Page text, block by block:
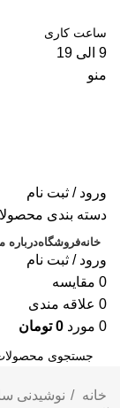
ساعت کاری
9 الی 19
منو
ورود / ثبت نام
دسته بندی
خانهفروشگاهدرباره
ورود / ثبت نام
0 مقايسه
0 علاقه مندی
0 مورد 0 تومان
جستجوخانه نوشیدنی